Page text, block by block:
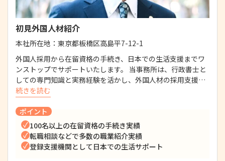
初見外国人材紹介
本社所在地： 東京都板橋区高島平7-12-1
外国人採用から在留資格の手続き、日本での生活支援までワ
ンストップでサポートいたします。 当事務所は、行政書士と
しての専門知識と実務経験を活かし、外国人材の採用支援…
続きを読む
ポイント
100名以上の在留資格の手続き実績
転職相談などで多数の職業紹介実績
登録支援機関として日本での生活サポート